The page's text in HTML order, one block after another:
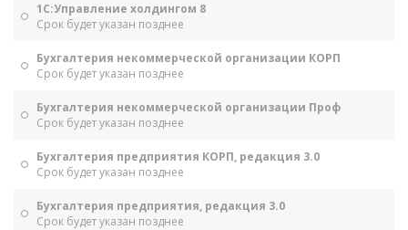
1С:Управление холдингом 8
Срок будет указан позднее
Бухгалтерия некоммерческой организации КОРП
Срок будет указан позднее
Бухгалтерия некоммерческой организации Проф
Срок будет указан позднее
Бухгалтерия предприятия КОРП, редакция 3.0
Срок будет указан позднее
Бухгалтерия предприятия, редакция 3.0
Срок будет указан позднее